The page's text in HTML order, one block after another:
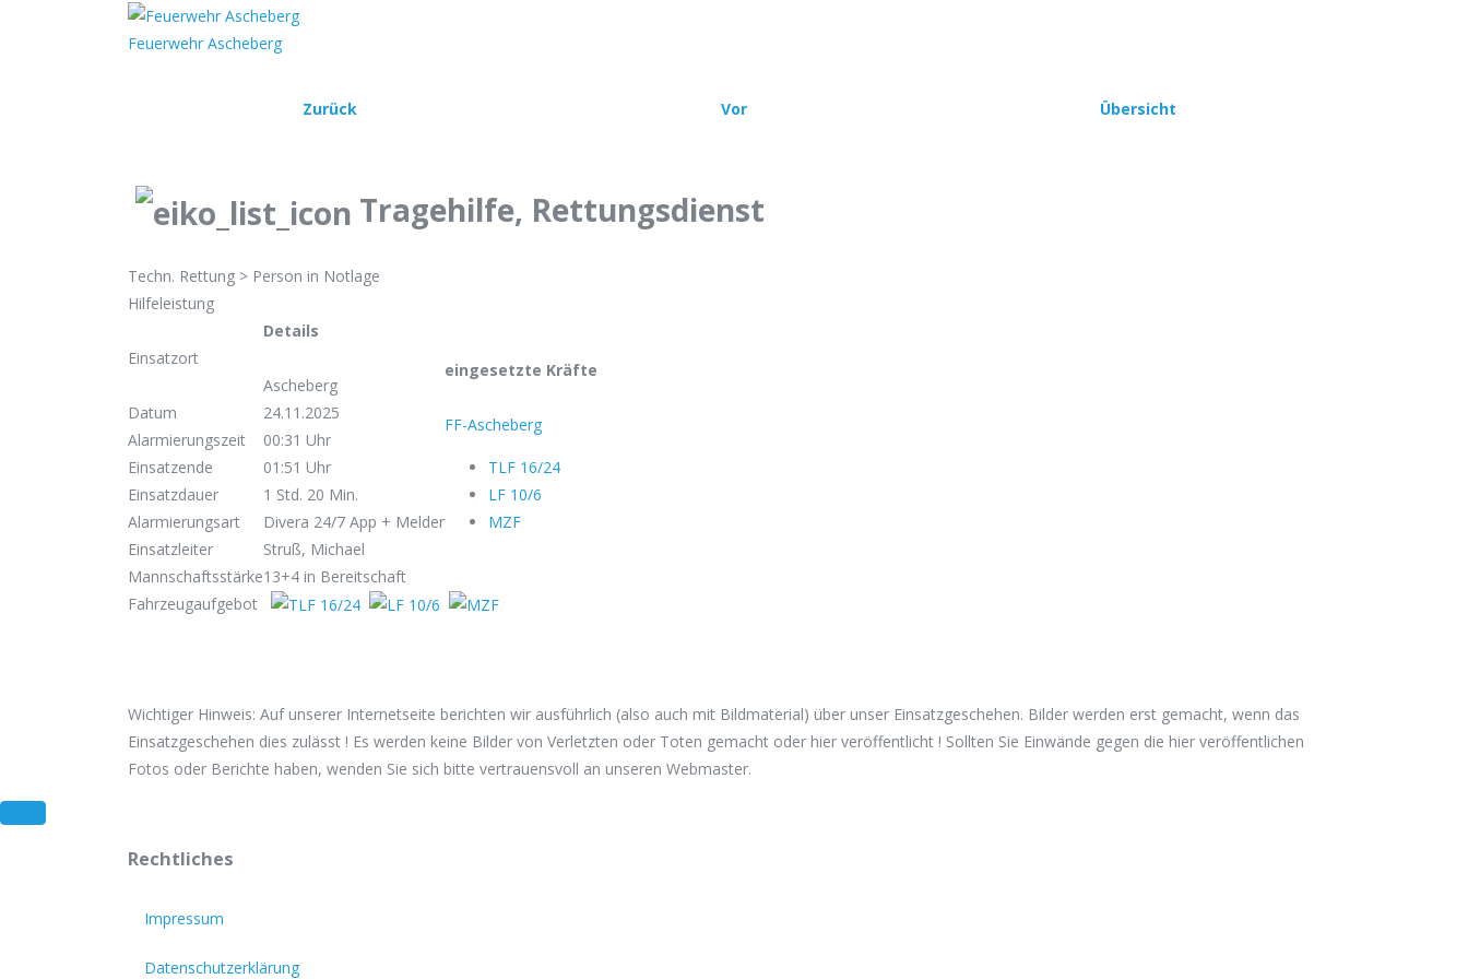
Feuerwehr Ascheberg
Zurück Vor Übersicht
Tragehilfe, Rettungsdienst
Techn. Rettung > Person in Notlage
Hilfeleistung
Einsatzort
Details
Ascheberg
Datum
24.11.2025
Alarmierungszeit
00:31 Uhr
Einsatzende
01:51 Uhr
Einsatzdauer
1 Std. 20 Min.
Alarmierungsart
Divera 24/7 App + Melder
Einsatzleiter
Struß, Michael
Mannschaftsstärke13+4 in Bereitschaft
eingesetzte Kräfte
FF-Ascheberg
TLF 16/24
LF 10/6
MZF
Fahrzeugaufgebot
Wichtiger Hinweis: Auf unserer Internetseite berichten wir ausführlich (also auch mit Bildmaterial) über unser Einsatzgeschehen. Bilder werden erst gemacht, wenn das
Einsatzgeschehen dies zulässt ! Es werden keine Bilder von Verletzten oder Toten gemacht oder hier veröffentlicht ! Sollten Sie Einwände gegen die hier veröffentlichen
Fotos oder Berichte haben, wenden Sie sich bitte vertrauensvoll an unseren Webmaster.
Rechtliches
Impressum
Datenschutzerklärung